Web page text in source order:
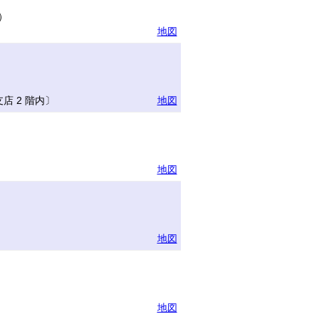
地図
2 階内〕
地図
地図
地図
地図